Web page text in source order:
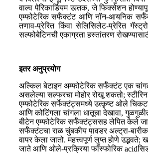
वाल्व पेरिकार्डियम ऊतक, जे फिक्सेशन
एम्फोटेरिक सर्फॅक्टंट आणि नॉन-आयनिक
तणाव-प्रेरित किंवा सेलिसिलेट-प्रेरित
सल्फोबेटिनची एकाग्रता हस्तांतरण
इतर अनुप्रयोग
अल्किल बेटाइन अ‍म्फोटेरिक सर्फॅक्टंट एक
असलेल्या सल्फरचा मोहोर रोखू शकतो;
एम्फोटेरिक सर्फेक्टंट्समध्ये उत्कृष्ट ओले
आणि कोटिंगला चांगला धातूचा देखावा,
बीटेन एम्फोटेरिक सर्फॅक्टंट्ससह लेपित केले
सर्फॅक्टंटचा राळ चुंबकीय पावडर अल्ट्रा-
वापर केला जातो. महत्त्वपूर्ण लुप्त होणे
जाते आणि ओले-प्रक्रिया फॉस्फोरिक